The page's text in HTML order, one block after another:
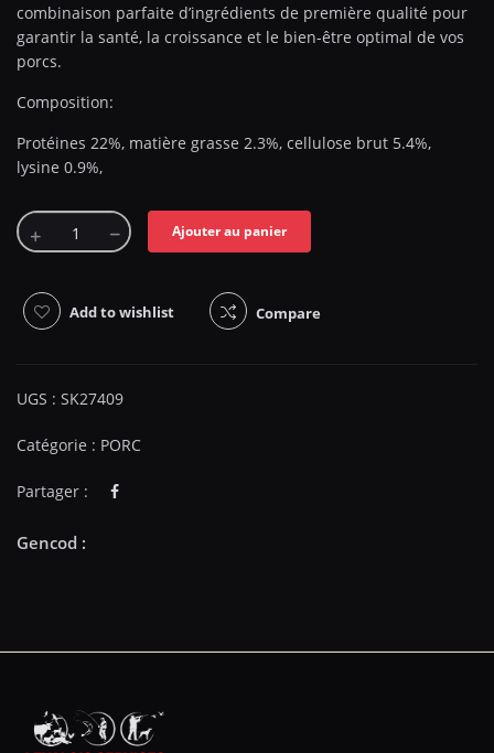
combinaison parfaite d’ingrédients de première qualité pour
garantir la santé, la croissance et le bien-être optimal de vos
porcs.
Composition:
Protéines 22%, matière grasse 2.3%, cellulose brut 5.4%,
lysine 0.9%,
Ajouter au panier
Add to wishlist Compare
UGS : SK27409
Catégorie : PORC
Partager :